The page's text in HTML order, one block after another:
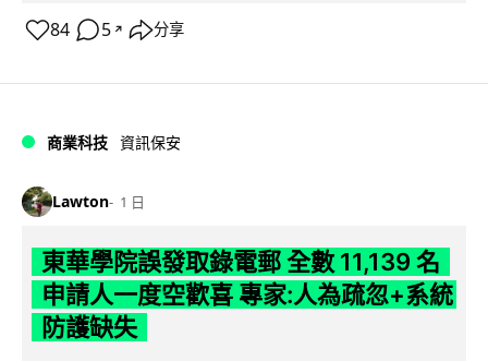
84 5 ↗ 分享
商業科技 資訊保安
Lawton 1 日
東華學院誤發取錄電郵 全數 11,139 名
申請人一度空歡喜 專家:人為疏忽+系統
防護缺失